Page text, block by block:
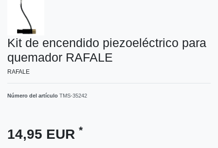
Kit de encendido piezoeléctrico para
quemador RAFALE
RAFALE
Número del artículo TMS-35242
14,95 EUR *